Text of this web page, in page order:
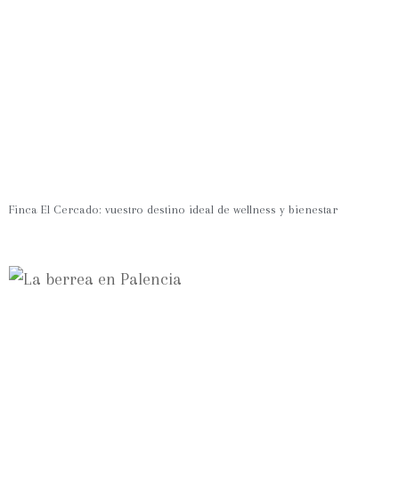
Finca El Cercado: vuestro destino ideal de wellness y bienestar